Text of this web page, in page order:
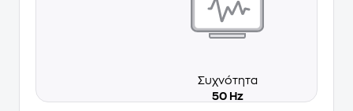
Συχνότητα
50 Hz